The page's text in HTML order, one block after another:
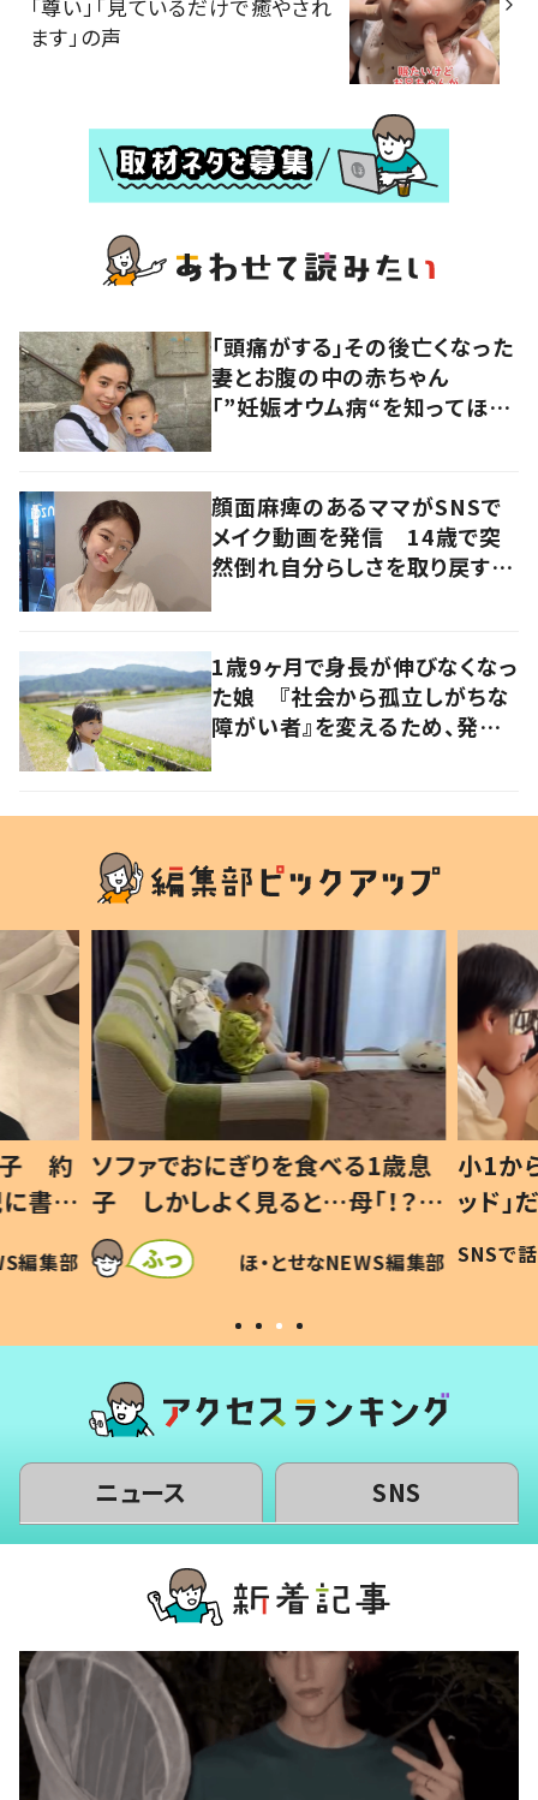
「尊い」「見ているだけで癒やされ
ます」の声
「頭痛がする」その後亡くなった
妻とお腹の中の赤ちゃん
「”妊娠オウム病“を知ってほし
顔面麻痺のあるママがSNSで
メイク動画を発信 14歳で突
然倒れ自分らしさを取り戻すま
1歳9ヶ月で身長が伸びなくなっ
た娘 『社会から孤立しがちな
障がい者』を変えるため、発信
歳息
？」
編集部
小1から不登校、息子は「ギフテ
ッド」だった 父が“ウチ給食”を
作り続ける理由とは #令和の親
#令和の子
SNSで話題 ほ・とせなNEWS編集部
ひ孫
が、抱
「涙
い」
ニュース SNS